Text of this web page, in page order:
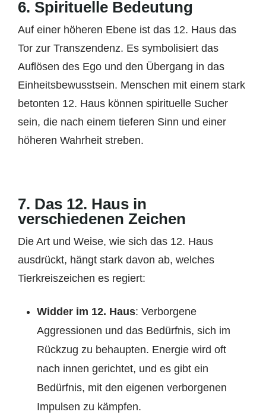
6. Spirituelle Bedeutung
Auf einer höheren Ebene ist das 12. Haus das
Tor zur Transzendenz. Es symbolisiert das
Auflösen des Ego und den Übergang in das
Einheitsbewusstsein. Menschen mit einem stark
betonten 12. Haus können spirituelle Sucher
sein, die nach einem tieferen Sinn und einer
höheren Wahrheit streben.
7. Das 12. Haus in
verschiedenen Zeichen
Die Art und Weise, wie sich das 12. Haus
ausdrückt, hängt stark davon ab, welches
Tierkreiszeichen es regiert:
Widder im 12. Haus: Verborgene
Aggressionen und das Bedürfnis, sich im
Rückzug zu behaupten. Energie wird oft
nach innen gerichtet, und es gibt ein
Bedürfnis, mit den eigenen verborgenen
Impulsen zu kämpfen.